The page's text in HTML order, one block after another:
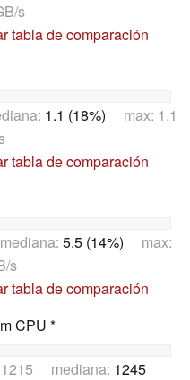
s
tabla de comparación
1.1 (18%) max: 1.1
tabla de comparación
5.5 (14%) max:
s
tabla de comparación
CPU *
mediana: 1245